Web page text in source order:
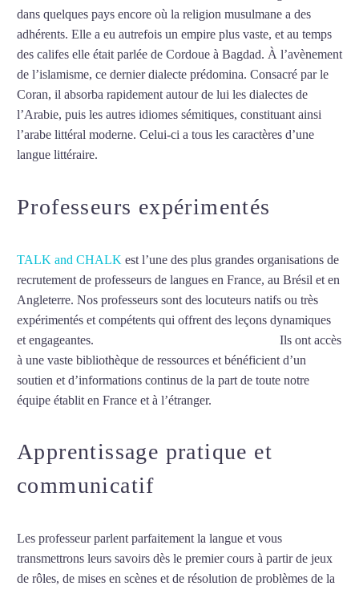
dans quelques pays encore où la religion musulmane a des
adhérents. Elle a eu autrefois un empire plus vaste, et au temps
des califes elle était parlée de Cordoue à Bagdad. À l’avènement
de l’islamisme, ce dernier dialecte prédomina. Consacré par le
Coran, il absorba rapidement autour de lui les dialectes de
l’Arabie, puis les autres idiomes sémitiques, constituant ainsi
l’arabe littéral moderne. Celui-ci a tous les caractères d’une
langue littéraire.
Professeurs expérimentés
TALK and CHALK est l’une des plus grandes organisations de
recrutement de professeurs de langues en France, au Brésil et en
Angleterre. Nos professeurs sont des locuteurs natifs ou très
expérimentés et compétents qui offrent des leçons dynamiques
et engageantes.
Ils ont accès
à une vaste bibliothèque de ressources et bénéficient d’un
soutien et d’informations continus de la part de toute notre
équipe établit en France et à l’étranger.
Apprentissage pratique et
communicatif
Les professeur parlent parfaitement la langue et vous
transmettrons leurs savoirs dès le premier cours à partir de jeux
de rôles, de mises en scènes et de résolution de problèmes de la